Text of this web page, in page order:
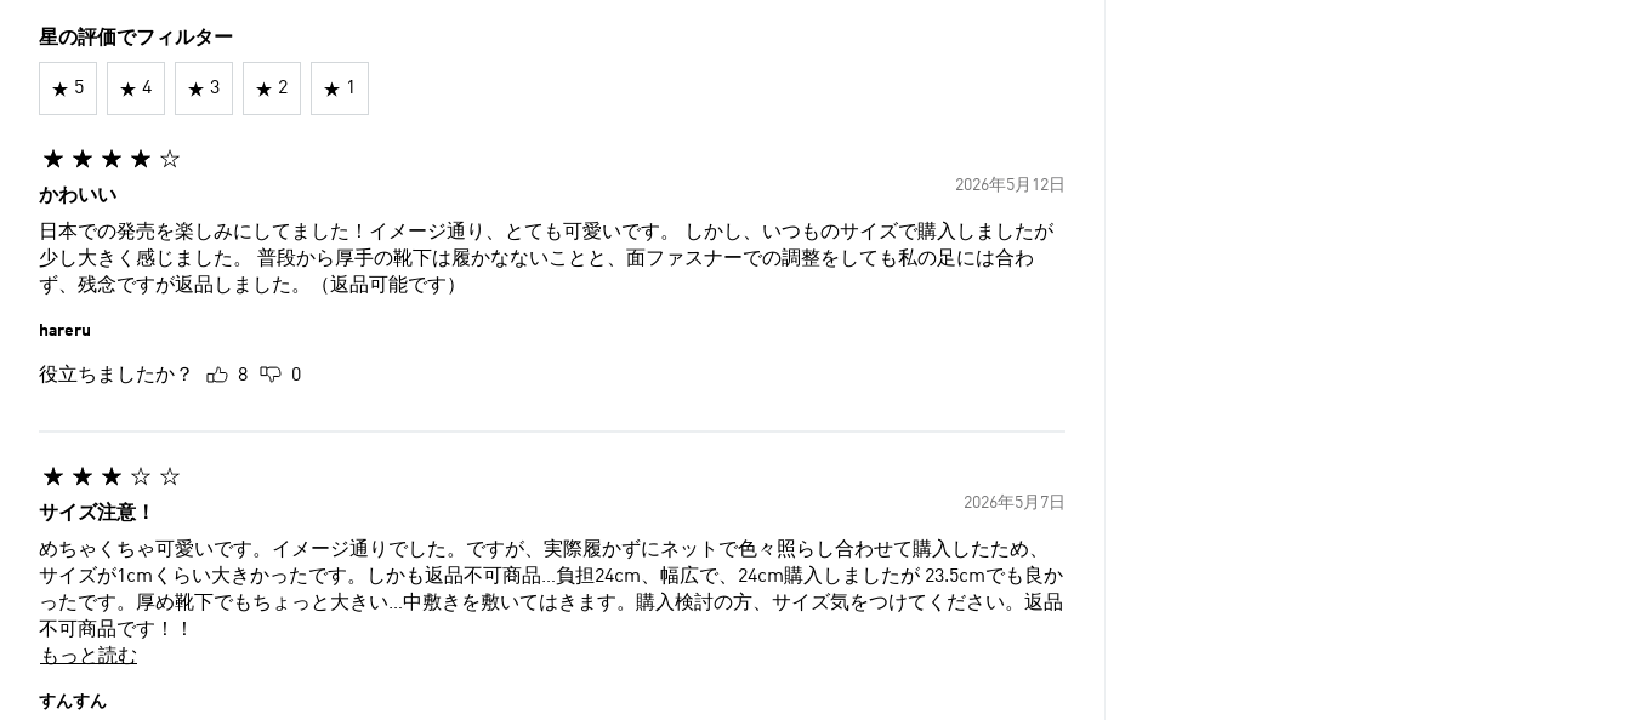
星の評価でフィルター
5 4 3 2 1
2026年5月12日
かわいい
日本での発売を楽しみにしてました！イメージ通り、とても可愛いです。 しかし、いつものサイズで購入しましたが
少し大きく感じました。 普段から厚手の靴下は履かなないことと、面ファスナーでの調整をしても私の足には合わ
ず、残念ですが返品しました。（返品可能です）
hareru
役立ちましたか？ 8 0
2026年5月7日
サイズ注意！
めちゃくちゃ可愛いです。イメージ通りでした。ですが、実際履かずにネットで色々照らし合わせて購入したため、
サイズが1cmくらい大きかったです。しかも返品不可商品…負担24cm、幅広で、24cm購入しましたが 23.5cmでも良か
ったです。厚め靴下でもちょっと大きい…中敷きを敷いてはきます。購入検討の方、サイズ気をつけてください。返品
不可商品です！！
もっと読む
すんすん